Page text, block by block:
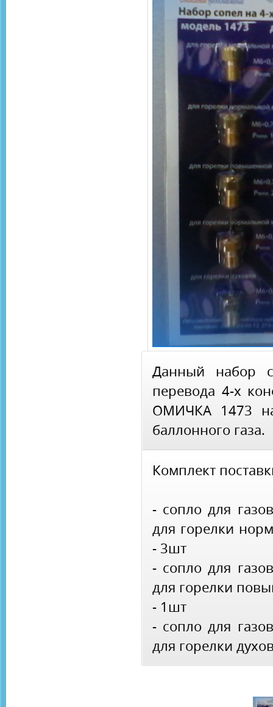
Данный набор
перевода 4-х
ОМИЧКА 1473
баллонного газа.
Комплект
- сопло для
для горелки
- 3шт
- сопло для
для горелки
- 1шт
- сопло для
для горелки